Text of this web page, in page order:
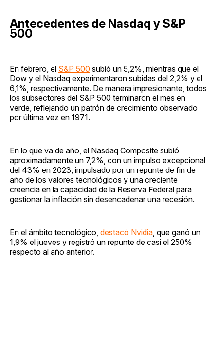
Antecedentes de Nasdaq y S&P
500
En febrero, el S&P 500 subió un 5,2%, mientras que el
Dow y el Nasdaq experimentaron subidas del 2,2% y el
6,1%, respectivamente. De manera impresionante, todos
los subsectores del S&P 500 terminaron el mes en
verde, reflejando un patrón de crecimiento observado
por última vez en 1971.
En lo que va de año, el Nasdaq Composite subió
aproximadamente un 7,2%, con un impulso excepcional
del 43% en 2023, impulsado por un repunte de fin de
año de los valores tecnológicos y una creciente
creencia en la capacidad de la Reserva Federal para
gestionar la inflación sin desencadenar una recesión.
En el ámbito tecnológico, destacó Nvidia , que ganó un
1,9% el jueves y registró un repunte de casi el 250%
respecto al año anterior.